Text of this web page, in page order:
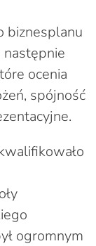
biznesplanu
następnie
ocenia
spójność
ogromnym